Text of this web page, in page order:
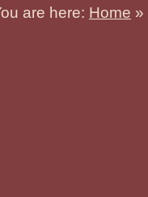
are here: Home »